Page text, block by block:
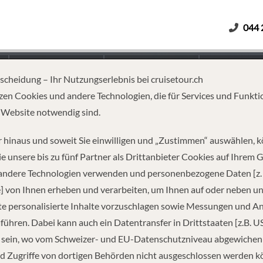
044
& PARIS – BUD TO
REISEINFORMATIONEN
– Ihr Nutzungserlebnis bei cruisetour.ch
Cookies und andere Technologien, die für Services und
notwendig sind.
hinaus und soweit Sie einwilligen und „Zustimmen“ auswählen,
unsere bis zu fünf Partner als Drittanbieter Cookies auf Ihrem
Technologien verwenden und personenbezogene Daten [z.
von Ihnen erheben und verarbeiten, um Ihnen auf oder neben
personalisierte Inhalte vorzuschlagen sowie Messungen und
Dabei kann auch ein Datentransfer in Drittstaaten [z.B.
wo vom Schweizer- und EU-Datenschutzniveau
Zugriffe von dortigen Behörden nicht ausgeschlossen werden